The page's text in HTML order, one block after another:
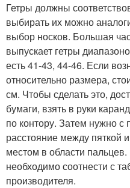
Гетры должны
выбирать их можно
выбор носков. Большая
выпускает гетры
есть 41-43, 44-46. Если
относительно размера,
см. Чтобы сделать это,
бумаги, взять в руки
по контору. Затем нужно
расстояние между
местом в области
необходимо соотнести с
производителя.